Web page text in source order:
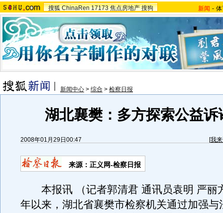
搜狐 ChinaRen 17173 焦点房地产 搜狗 新闻 -
新闻中心 > 综合 > 检察日报
湖北襄樊：多方探索公益诉
2008年01月29日00:47 [我
来源：正义网-检察日报
本报讯 （记者郭清君 通讯员袁明 严丽
年以来，湖北省襄樊市检察机关通过加强与